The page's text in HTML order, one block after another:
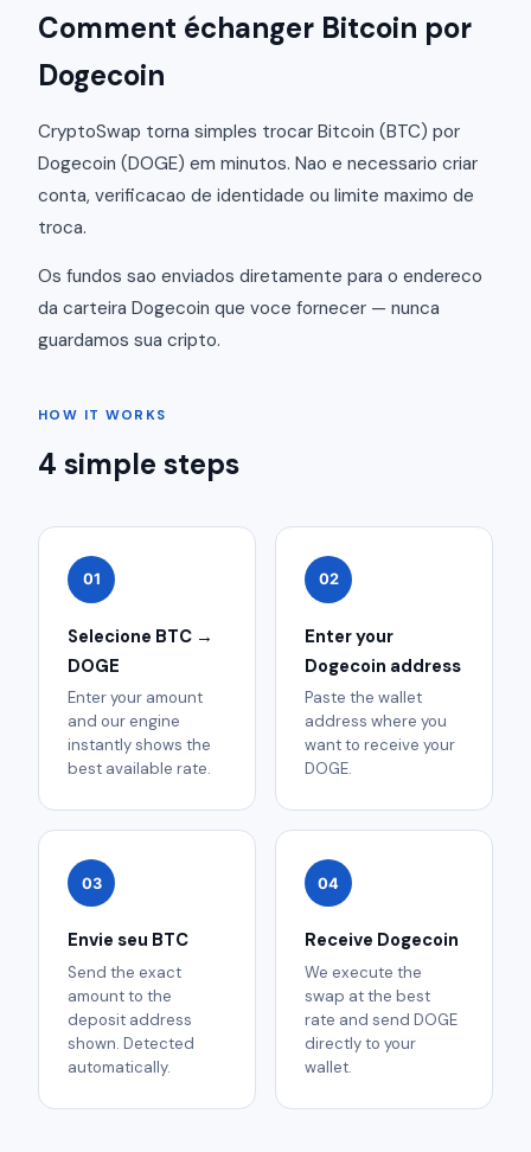
Comment échanger Bitcoin por
Dogecoin
CryptoSwap torna simples trocar Bitcoin (BTC) por
Dogecoin (DOGE) em minutos. Nao e necessario criar
conta, verificacao de identidade ou limite maximo de
troca.
Os fundos sao enviados diretamente para o endereco
da carteira Dogecoin que voce fornecer — nunca
guardamos sua cripto.
HOW IT WORKS
4 simple steps
01
Selecione BTC →
DOGE
Enter your amount
and our engine
instantly shows the
best available rate.
02
Enter your
Dogecoin address
Paste the wallet
address where you
want to receive your
DOGE.
03
Envie seu BTC
Send the exact
amount to the
deposit address
shown. Detected
automatically.
04
Receive Dogecoin
We execute the
swap at the best
rate and send DOGE
directly to your
wallet.